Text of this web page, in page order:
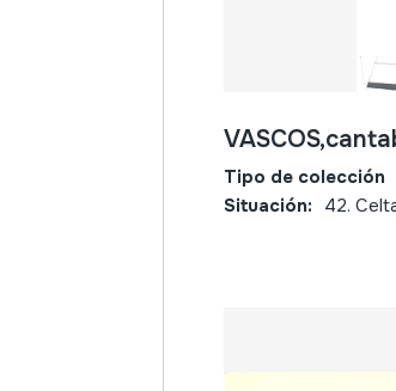
Tipo de colección
Situación: 42.